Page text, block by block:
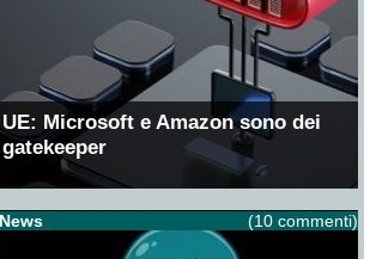
UE: Microsoft e Amazon sono dei
gatekeeper
News (10 commenti)